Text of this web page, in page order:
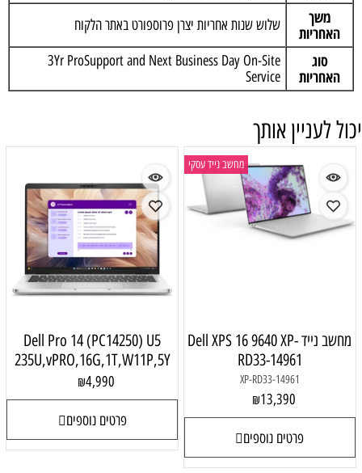
משך
האחריות
שלוש שנות אחריות יצרן פרוספורט באתר הלקוח
סוג
האחריות
3Yr ProSupport and Next Business Day On-Site
Service
יכול לעניין אותך
מחשב נייד עסקי
מחשב נייד Dell XPS 16 9640 XP-
RD33-14961
XP-RD33-14961
₪13,390
פרטים נוספים
Dell Pro 14 (PC14250) U5
235U,vPRO,16G,1T,W11P,5Y
₪4,990
פרטים נוספים